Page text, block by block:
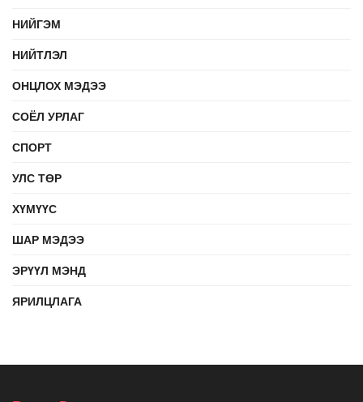
НИЙГЭМ
НИЙТЛЭЛ
ОНЦЛОХ МЭДЭЭ
СОЁЛ УРЛАГ
СПОРТ
УЛС ТӨР
ХҮМҮҮС
ШАР МЭДЭЭ
ЭРҮҮЛ МЭНД
ЯРИЛЦЛАГА